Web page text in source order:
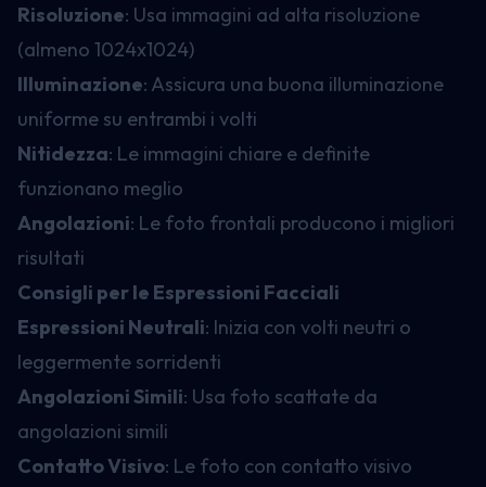
Risoluzione: Usa immagini ad alta risoluzione
(almeno 1024x1024)
Illuminazione: Assicura una buona illuminazione
uniforme su entrambi i volti
Nitidezza: Le immagini chiare e definite
funzionano meglio
Angolazioni: Le foto frontali producono i migliori
risultati
Consigli per le Espressioni Facciali
Espressioni Neutrali: Inizia con volti neutri o
leggermente sorridenti
Angolazioni Simili: Usa foto scattate da
angolazioni simili
Contatto Visivo: Le foto con contatto visivo